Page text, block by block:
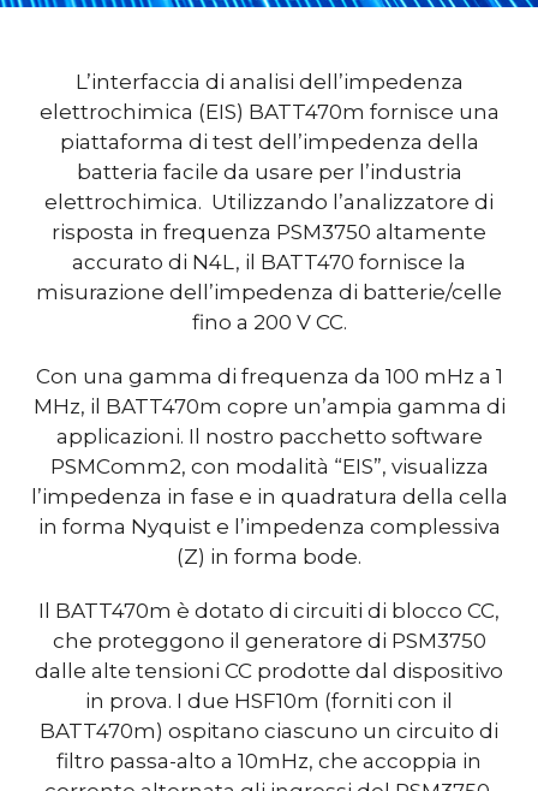
L’interfaccia di analisi dell’impedenza
elettrochimica (EIS) BATT470m fornisce una
piattaforma di test dell’impedenza della
batteria facile da usare per l’industria
elettrochimica. Utilizzando l’analizzatore di
risposta in frequenza PSM3750 altamente
accurato di N4L, il BATT470 fornisce la
misurazione dell’impedenza di batterie/celle
fino a 200 V CC.
Con una gamma di frequenza da 100 mHz a 1
MHz, il BATT470m copre un’ampia gamma di
applicazioni. Il nostro pacchetto software
PSMComm2, con modalità “EIS”, visualizza
l’impedenza in fase e in quadratura della cella
in forma Nyquist e l’impedenza complessiva
(Z) in forma bode.
Il BATT470m è dotato di circuiti di blocco CC,
che proteggono il generatore di PSM3750
dalle alte tensioni CC prodotte dal dispositivo
in prova. I due HSF10m (forniti con il
BATT470m) ospitano ciascuno un circuito di
filtro passa-alto a 10mHz, che accoppia in